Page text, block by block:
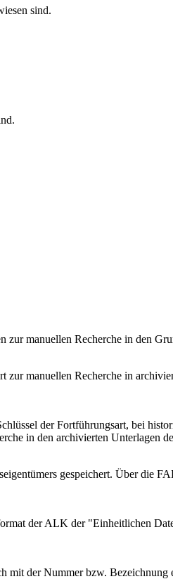
sind.
manuellen Recherche in den
zur manuellen Recherche in
der Fortführungsart, bei
in den archivierten Unterlagen
gespeichert. Über die
der ALK der "Einheitlichen
mit der Nummer bzw. Bezeichnung